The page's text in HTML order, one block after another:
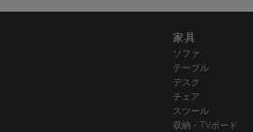
家具
ソファ
テーブル
デスク
チェア
スツール
収納・TVボード